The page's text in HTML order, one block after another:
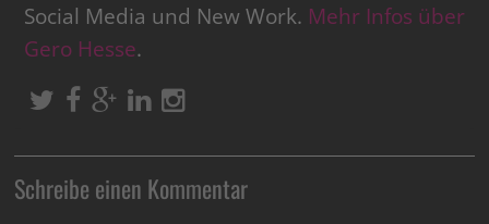
Social Media und New Work. Mehr Infos über
Gero Hesse.
Schreibe einen Kommentar